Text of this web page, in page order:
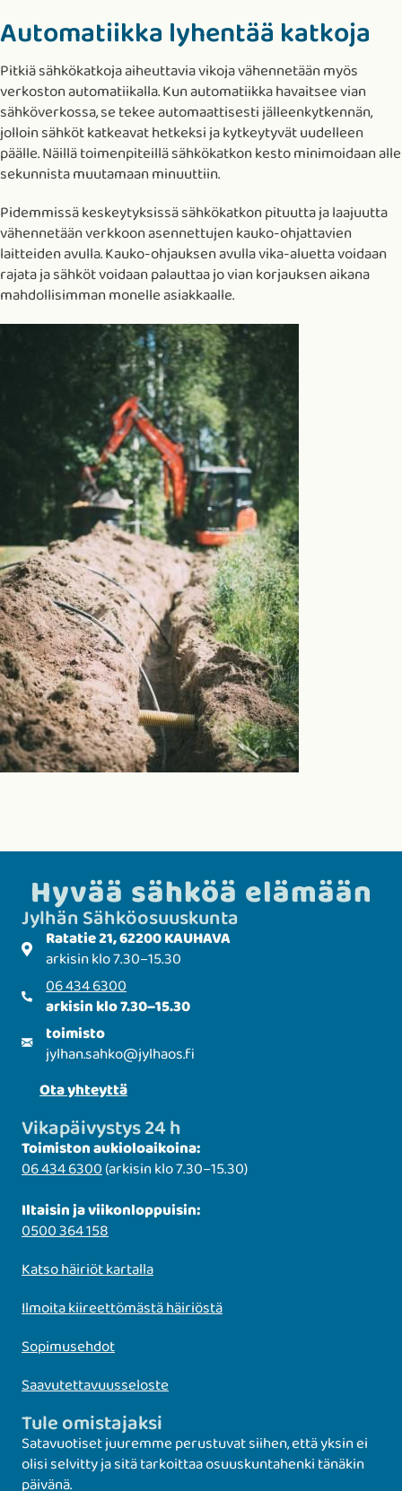
Automatiikka lyhentää katkoja
Pitkiä sähkökatkoja aiheuttavia vikoja vähennetään myös
verkoston automatiikalla. Kun automatiikka havaitsee vian
sähköverkossa, se tekee automaattisesti jälleenkytkennän,
jolloin sähköt katkeavat hetkeksi ja kytkeytyvät uudelleen
päälle. Näillä toimenpiteillä sähkökatkon kesto minimoidaan alle
sekunnista muutamaan minuuttiin.
Pidemmissä keskeytyksissä sähkökatkon pituutta ja laajuutta
vähennetään verkkoon asennettujen kauko-ohjattavien
laitteiden avulla. Kauko-ohjauksen avulla vika-aluetta voidaan
rajata ja sähköt voidaan palauttaa jo vian korjauksen aikana
mahdollisimman monelle asiakkaalle.
Hyvää sähköä elämään
Jylhän Sähkö­­osuuskunta
Ratatie 21, 62200 KAUHAVA
arkisin klo 7.30–15.30
06 434 6300
arkisin klo 7.30–15.30
toimisto
jylhan.sahko@jylhaos.fi
Ota yhteyttä
Vikapäivystys 24 h
Toimiston aukioloaikoina:
06 434 6300(arkisin klo 7.30–15.30)
Iltaisin ja viikonloppuisin:
0500 364 158
Katso häiriöt kartalla
Ilmoita kiireettömästä häiriöstä
Sopimusehdot
Saavutettavuusseloste
Tule omistajaksi
Satavuotiset juuremme perustuvat siihen, että yksin ei
olisi selvitty ja sitä tarkoittaa osuuskuntahenki tänäkin
päivänä.